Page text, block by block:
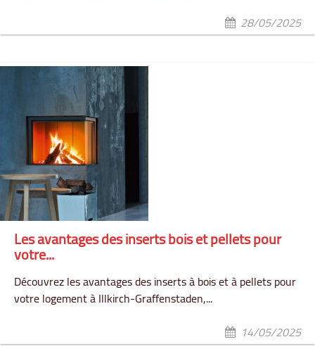
28/05/2025
Les avantages des inserts bois et pellets pour
votre...
Découvrez les avantages des inserts à bois et à pellets pour
votre logement à Illkirch-Graffenstaden,...
14/05/2025